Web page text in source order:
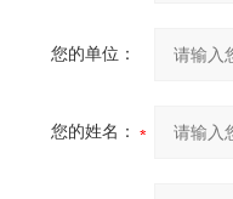
您的单位：
您的姓名：